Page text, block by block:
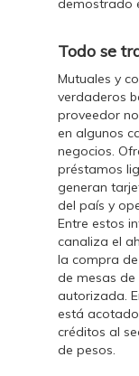
demostrado
Todo se
Mutuales y
verdaderos
proveedor
en algunos
negocios.
préstamos
generan
del país y
Entre estos
canaliza el
la compra
de mesas
autorizada.
está
créditos al
de pesos.